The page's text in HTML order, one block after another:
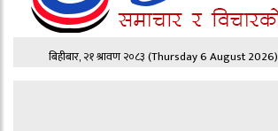
बिहीबार, २१ श्रावण २०८३(Thursday 6 August 2026)